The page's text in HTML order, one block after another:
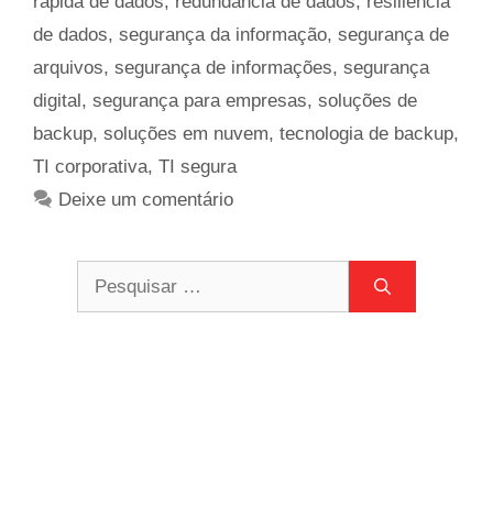
de dados, segurança da informação, segurança de
arquivos, segurança de informações, segurança
digital, segurança para empresas, soluções de
backup, soluções em nuvem, tecnologia de backup,
TI corporativa, TI segura
Deixe um comentário